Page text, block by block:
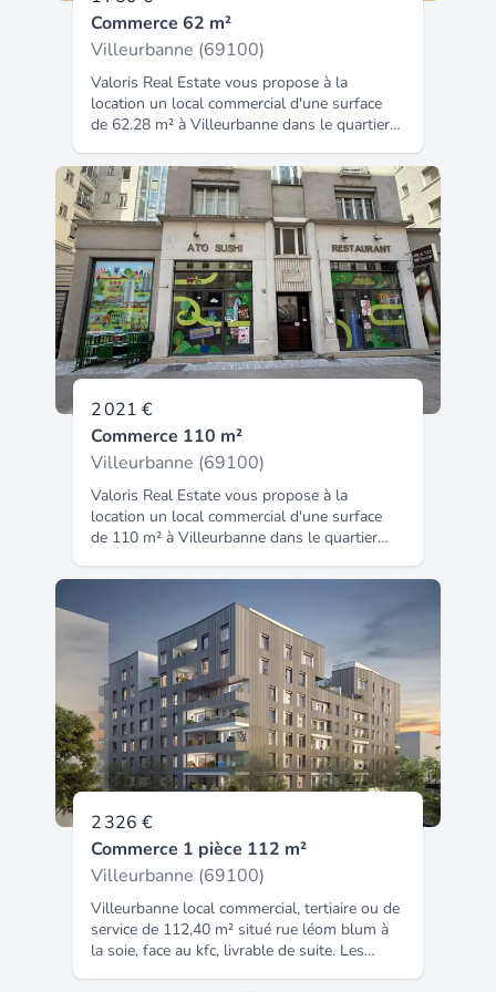
Commerce 62 m²
Villeurbanne (69100)
Valoris Real Estate vous propose à la
location un local commercial d'une surface
de 62.28 m² à Villeurbanne dans le quartier
local situé sur un axe passant et qui offre
une exposition idéale avec un flux piéton et
véhicules tout au long de la journée. Il est
idéalement desservi par le réseau de
transports en commun avec bus et métro à
quelques minutes. Disponibilité immédiate !
Contactez nous pour organiser une visite et
découvrir tout le potentiel de ce local
commercial.
2 021 €
Commerce 110 m²
Villeurbanne (69100)
Valoris Real Estate vous propose à la
location un local commercial d'une surface
de 110 m² à Villeurbanne dans le quartier
bon état bénéficie d'un emplacement
stratégique sur un axe passant et offre une
très belle visibilité. Il se développe sur
110.25 m² en rez-de-chaussée, dispose d'un
accès sur rue et d'une porte d'accès sur le
côté du local. Il est parfaitement adapté pour
un commerce de détail ou activité de
services, avec la possibilité d'installation
d'une gaine d'extraction pour une activité de
restauration. Disponibilité immédiate !
Contactez nous pour organiser une visite et
découvrir tout le potentiel de ce local.
2 326 €
Commerce 1 pièce 112 m²
Villeurbanne (69100)
Villeurbanne local commercial, tertiaire ou de
service de 112,40 m² situé rue léom blum à
la soie, face au kfc, livrable de suite. Les